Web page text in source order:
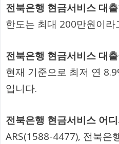
전북은행 현금서비스 대
한도는 최대 200만원이
전북은행 현금서비스 대
현재 기준으로 최저 연
입니다.
전북은행 현금서비스 어
ARS(1588-4477), 전북은